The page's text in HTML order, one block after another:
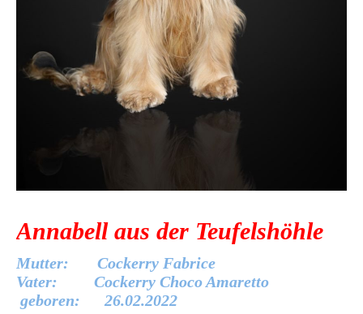
Annabell aus der Teufelshöhle
Mutter: Cockerry Fabrice
Vater: Cockerry Choco Amaretto
geboren: 26.02.2022